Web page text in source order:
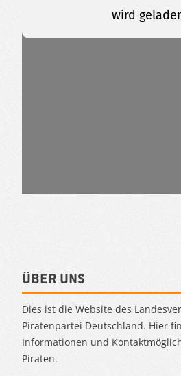
Über uns
Dies ist die Website des
Piratenpartei Deutschland. Hier
Informationen und
Piraten.